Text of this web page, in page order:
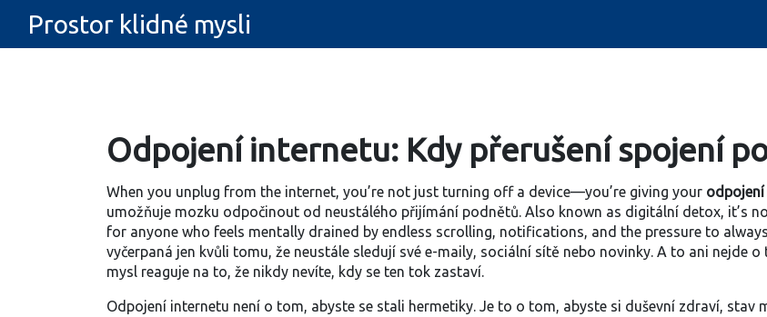
Prostor klidné mysli
Odpojení internetu: Kdy přerušení spojení
When you unplug from the internet, you’re not just turning off a device—you’re giving your
umožňuje mozku odpočinout od neustálého přijímání podnětů. Also known as digitální detox, it’s
for anyone who feels mentally drained by endless scrolling, notifications, and the pressure to
vyčerpaná jen kvůli tomu, že neustále sledují své e-maily, sociální sítě nebo novinky. A to ani nejde
mysl reaguje na to, že nikdy nevíte, kdy se ten tok zastaví.
Odpojení internetu není o tom, abyste se stali hermetiky. Je to o tom, abyste si duševní zdraví, stav